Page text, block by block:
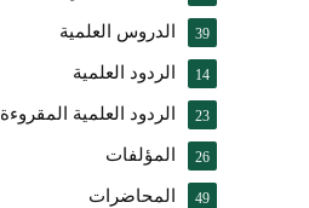
الدروس العلمية 39
الردود العلمية 14
الردود العلمية المقروءة 23
المؤلفات 26
المحاضرات 49